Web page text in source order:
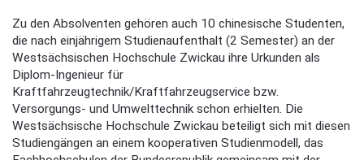
Zu den Absolventen gehören auch 10 chinesische Studenten,
die nach einjährigem Studienaufenthalt (2 Semester) an der
Westsächsischen Hochschule Zwickau ihre Urkunden als
Diplom-Ingenieur für
Kraftfahrzeugtechnik/Kraftfahrzeugservice bzw.
Versorgungs- und Umwelttechnik schon erhielten. Die
Westsächsische Hochschule Zwickau beteiligt sich mit diesen
Studiengängen an einem kooperativen Studienmodell, das